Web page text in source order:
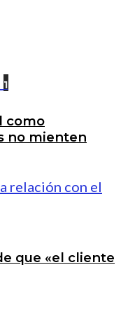
1
como
no mienten
que «el cliente